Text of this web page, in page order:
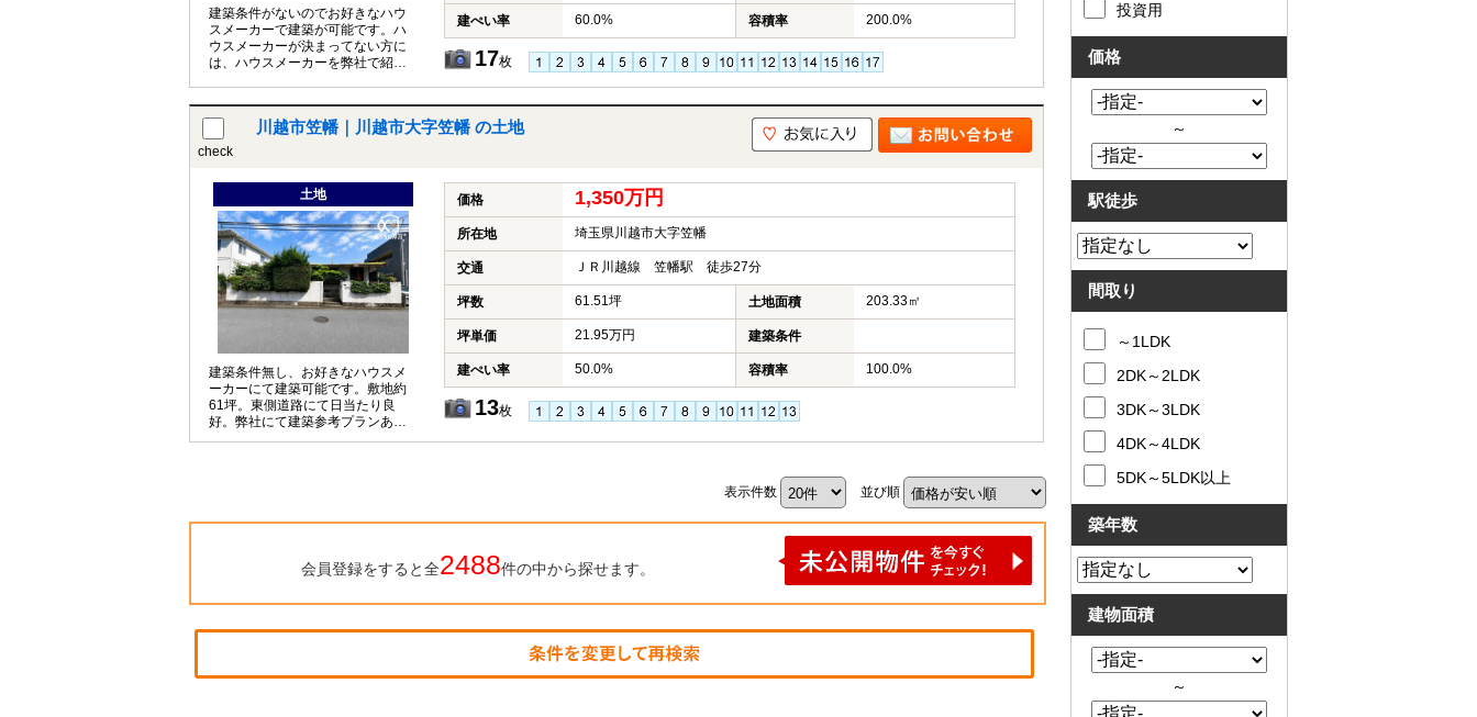
建築条件がないのでお好きなハウ
スメーカーで建築が可能です。ハ
ウスメーカーが決まってない方に
は、ハウスメーカーを弊社で紹介
建ぺい率 60.0% 容積率 200.0%
17枚
check
川越市笠幡｜川越市大字笠幡 の土地
土地
建築条件無し、お好きなハウスメ
ーカーにて建築可能です。敷地約
61坪。東側道路にて日当たり良
好。弊社にて建築参考プランあり
ます。
価格 1,350万円
所在地 埼玉県川越市大字笠幡
交通 ＪＲ川越線 笠幡駅 徒歩27分
坪数 61.51坪 土地面積 203.33㎡
坪単価 21.95万円 建築条件
建ぺい率 50.0% 容積率 100.0%
13枚
表示件数 並び順
会員登録をすると全2488件の中から探せます。
投資用
価格
～
駅徒歩
間取り
～1LDK
2DK～2LDK
3DK～3LDK
4DK～4LDK
5DK～5LDK以上
築年数
建物面積
～